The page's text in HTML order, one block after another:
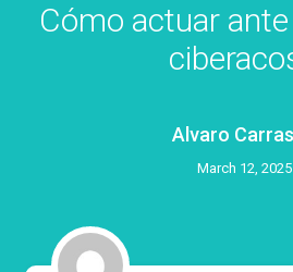
Cómo actuar
Alvaro
March 12, 2025